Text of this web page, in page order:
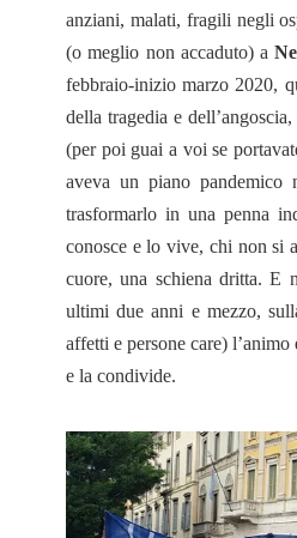
anziani, malati, fragili negli
(o meglio non accaduto) a
febbraio-inizio marzo 2020,
della tragedia e
(per poi guai a voi se
aveva un piano pandemico
trasformarlo in una penna
conosce e lo vive, chi non si
cuore, una schiena dritta. E
ultimi due anni e mezzo,
affetti e persone care)
e la condivide.